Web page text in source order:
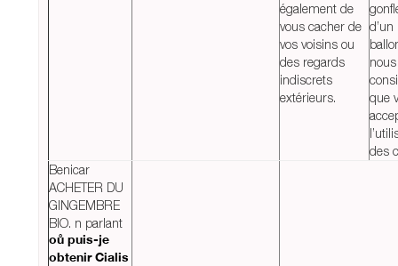
également de
vous cacher de
vos voisins ou
des regards
indiscrets
extérieurs.
d’un
nous
que
des
Benicar
ACHETER DU
GINGEMBRE
BIO. n parlant
où puis-je
obtenir Cialis